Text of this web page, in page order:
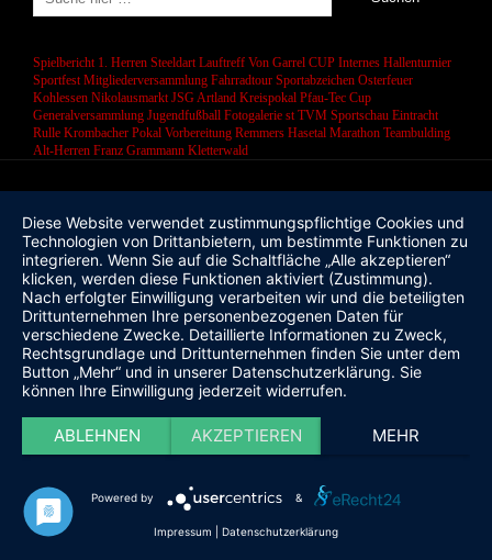
Spielbericht 1. Herren Steeldart Lauftreff Von Garrel CUP Internes Hallenturnier
Sportfest Mitgliederversammlung Fahrradtour Sportabzeichen Osterfeuer
Kohlessen Nikolausmarkt JSG Artland Kreispokal Pfau-Tec Cup
Generalversammlung Jugendfußball Fotogalerie st TVM Sportschau Eintracht
Rulle Krombacher Pokal Vorbereitung Remmers Hasetal Marathon Teambulding
Alt-Herren Franz Grammann Kletterwald
Diese Website verwendet zustimmungspflichtige Cookies und
Technologien von Drittanbietern, um bestimmte Funktionen zu
integrieren. Wenn Sie auf die Schaltfläche „Alle akzeptieren“
klicken, werden diese Funktionen aktiviert (Zustimmung).
Nach erfolgter Einwilligung verarbeiten wir und die beteiligten
Drittunternehmen Ihre personenbezogenen Daten für
verschiedene Zwecke. Detaillierte Informationen zu Zweck,
Rechtsgrundlage und Drittunternehmen finden Sie unter dem
Button „Mehr“ und in unserer Datenschutzerklärung. Sie
können Ihre Einwilligung jederzeit widerrufen.
ABLEHNEN AKZEPTIEREN MEHR
Powered by &
Impressum Datenschutzerklärung